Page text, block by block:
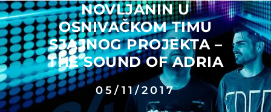
NOVLJANIN U
OSNIVAČKOM TIMU
SJAJNOG PROJEKTA –
THE SOUND OF ADRIA
05/11/2017